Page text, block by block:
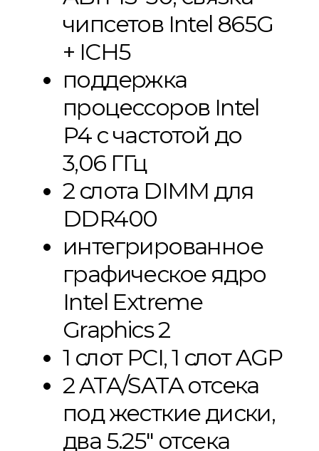
чипсетов Intel 865G
+ ICH5
поддержка
процессоров Intel
P4 с частотой до
3,06 ГГц
2 слота DIMM для
DDR400
интегрированное
графическое ядро
Intel Extreme
Graphics 2
1 слот PCI, 1 слот AGP
2 ATA/SATA отсека
под жесткие диски,
два 5.25″ отсека